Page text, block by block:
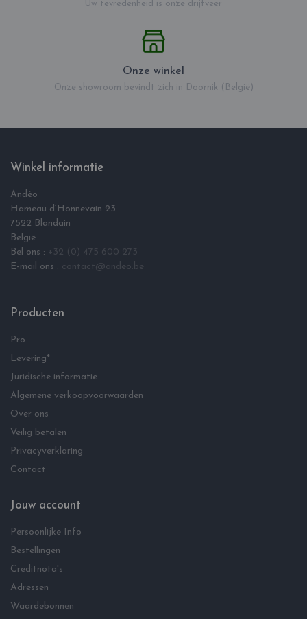
Uw tevredenheid is onze drijfveer
Onze winkel
Onze showroom bevindt zich in Doornik (België)
Winkel informatie
Andéo
Hameau d‘Honnevain 23
7522 Blandain
België
Bel ons : +32 (0) 475 600 273
E-mail ons : contact@andeo.be
Producten
Pro
Levering*
Juridische informatie
Algemene verkoopvoorwaarden
Over ons
Veilig betalen
Privacyverklaring
Contact
Jouw account
Persoonlijke Info
Bestellingen
Creditnota's
Adressen
Waardebonnen